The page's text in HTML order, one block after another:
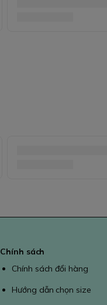
Chính sách
Chính sách đổi hàng
Hướng dẫn chọn size